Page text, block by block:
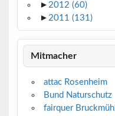
► 2012 (60)
► 2011 (131)
Mitmacher
attac Rosenheim
Bund Naturschutz
fairquer Bruckmühl